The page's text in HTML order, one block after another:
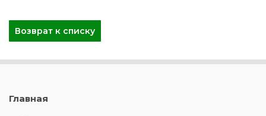
Возврат к списку
Главная